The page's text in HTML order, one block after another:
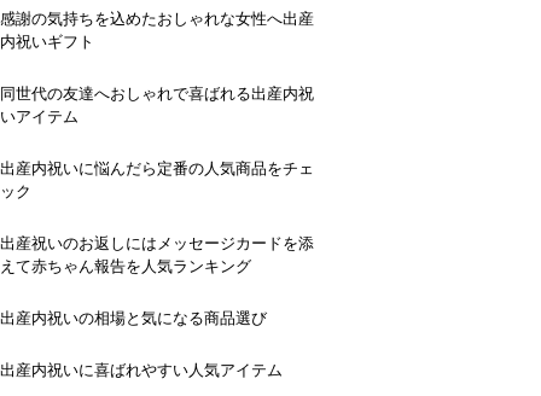
感謝の気持ちを込めたおしゃれな女性へ出産
内祝いギフト
同世代の友達へおしゃれで喜ばれる出産内祝
いアイテム
出産内祝いに悩んだら定番の人気商品をチェ
ック
出産祝いのお返しにはメッセージカードを添
えて赤ちゃん報告を人気ランキング
出産内祝いの相場と気になる商品選び
出産内祝いに喜ばれやすい人気アイテム